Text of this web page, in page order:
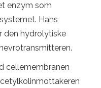
enzym som
Hans
den hydrolytiske
cellemembranen